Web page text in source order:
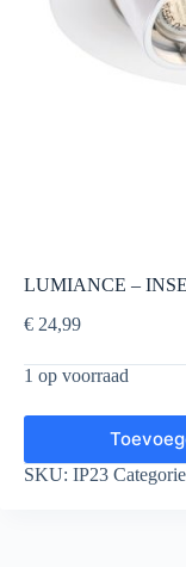
LUMIANCE –
€ 24,99
1 op voorraad
SKU: IP23